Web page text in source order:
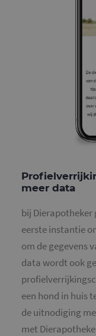
meer data
bij
eerste instantie
om de gegevens
data wordt ook
een hond in huis
de uitnodiging
met